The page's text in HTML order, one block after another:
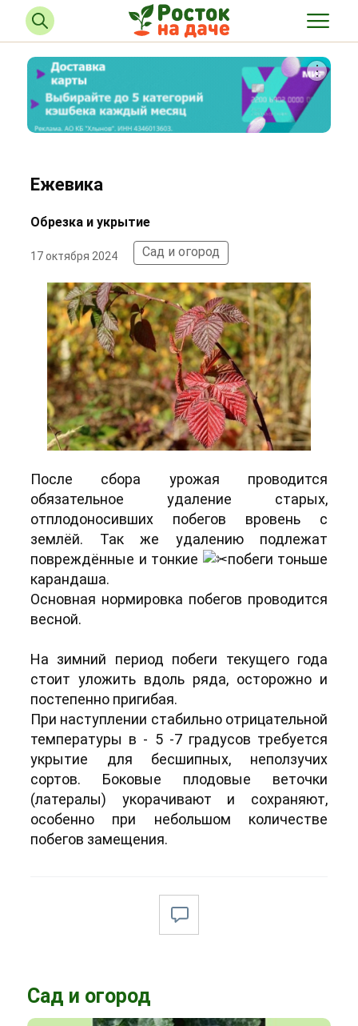
Ежевика
Обрезка и укрытие
17 октября 2024 Сад и огород
После сбора урожая проводится
обязательное удаление старых,
отплодоносивших побегов вровень с
землёй. Так же удалению подлежат
повреждённые и тонкие
побеги тоньше
карандаша.
Основная нормировка побегов проводится
весной.
На зимний период побеги текущего года
стоит уложить вдоль ряда, осторожно и
постепенно пригибая.
При наступлении стабильно отрицательной
температуры в - 5 -7 градусов требуется
укрытие для бесшипных, неползучих
сортов. Боковые плодовые веточки
(латералы) укорачивают и сохраняют,
особенно при небольшом количестве
побегов замещения.
Сад и огород